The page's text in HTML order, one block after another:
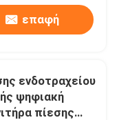
επαφή
ενδοτραχείου
ψηφιακή
πίεσης